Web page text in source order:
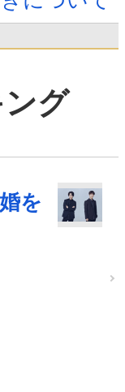
グ
を